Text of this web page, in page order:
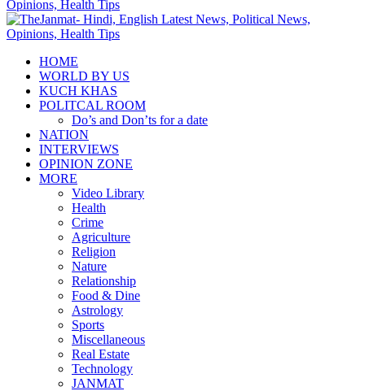
HOME
WORLD BY US
KUCH KHAS
POLITCAL ROOM
Do’s and Don’ts for a date
NATION
INTERVIEWS
OPINION ZONE
MORE
Video Library
Health
Crime
Agriculture
Religion
Nature
Relationship
Food & Dine
Astrology
Sports
Miscellaneous
Real Estate
Technology
JANMAT